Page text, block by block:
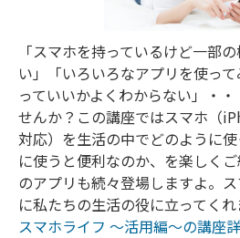
「スマホを持っているけど一部
い」「いろいろなアプリを使っ
っていいかよくわからない」・
せんか？この講座ではスマホ（
対応）を生活の中でどのように
に使うと便利なのか、を楽しく
のアプリも続々登場しますよ。
に私たちの生活の役に立ってくれ
スマホライフ ～活用編～の講座